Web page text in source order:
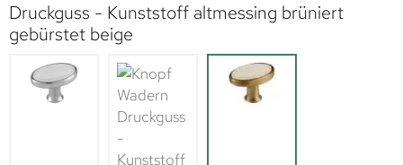
Druckguss - Kunststoff altmessing brüniert
gebürstet beige